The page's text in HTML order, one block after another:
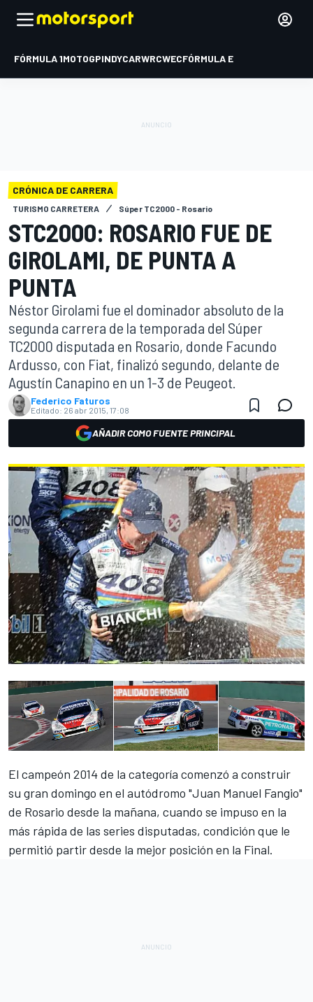
FÓRMULA 1MOTOGPINDYCARWRCWECFÓRMULA E
CRÓNICA DE CARRERA
TURISMO CARRETERA Súper TC2000 - Rosario
STC2000: ROSARIO FUE DE
GIROLAMI, DE PUNTA A
PUNTA
Néstor Girolami fue el dominador absoluto de la
segunda carrera de la temporada del Súper
TC2000 disputada en Rosario, donde Facundo
Ardusso, con Fiat, finalizó segundo, delante de
Agustín Canapino en un 1-3 de Peugeot.
Federico Faturos
Editado: 26 abr 2015, 17:08
AÑADIR COMO FUENTE PRINCIPAL
El campeón 2014 de la categoría comenzó a construir
su gran domingo en el autódromo "Juan Manuel Fangio"
de Rosario desde la mañana, cuando se impuso en la
más rápida de las series disputadas, condición que le
permitió partir desde la mejor posición en la Final.